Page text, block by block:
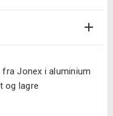
Jonex i aluminium
og lagre